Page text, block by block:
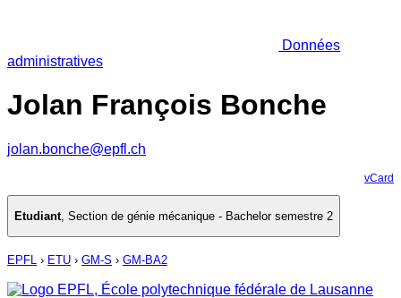
Données
administratives
Jolan François Bonche
jolan.bonche@epfl.ch
vCard
Etudiant, Section de génie mécanique - Bachelor semestre 2
EPFL › ETU › GM-S › GM-BA2